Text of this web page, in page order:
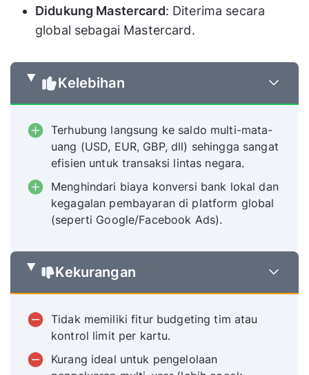
Didukung Mastercard: Diterima secara
global sebagai Mastercard.
Kelebihan
Terhubung langsung ke saldo multi-mata-
uang (USD, EUR, GBP, dll) sehingga sangat
efisien untuk transaksi lintas negara.
Menghindari biaya konversi bank lokal dan
kegagalan pembayaran di platform global
(seperti Google/Facebook Ads).
Kekurangan
Tidak memiliki fitur budgeting tim atau
kontrol limit per kartu.
Kurang ideal untuk pengelolaan